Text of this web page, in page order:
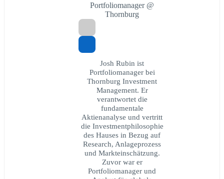
Portfoliomanager @
Thornburg
Josh Rubin ist
Portfoliomanager bei
Thornburg Investment
Management. Er
verantwortet die
fundamentale
Aktienanalyse und vertritt
die Investmentphilosophie
des Hauses in Bezug auf
Research, Anlageprozess
und Markteinschätzung.
Zuvor war er
Portfoliomanager und